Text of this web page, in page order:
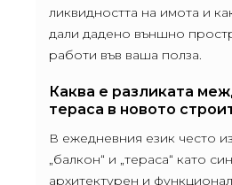
ликвидността на имота и
дали дадено външно
работи във ваша полза.
Каква е разликата
тераса в новото
В ежедневния език често
„балкон“ и „тераса“ като
архитектурен и